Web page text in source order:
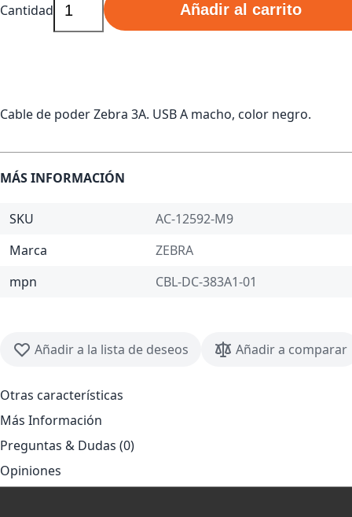
Cantidad Añadir al carrito
Cable de poder Zebra 3A. USB A macho, color negro.
MÁS INFORMACIÓN
SKU
AC-12592-M9
Marca
ZEBRA
mpn
CBL-DC-383A1-01
Añadir a la lista de deseos Añadir a comparar
Otras características
Más Información
Preguntas & Dudas (0)
Opiniones